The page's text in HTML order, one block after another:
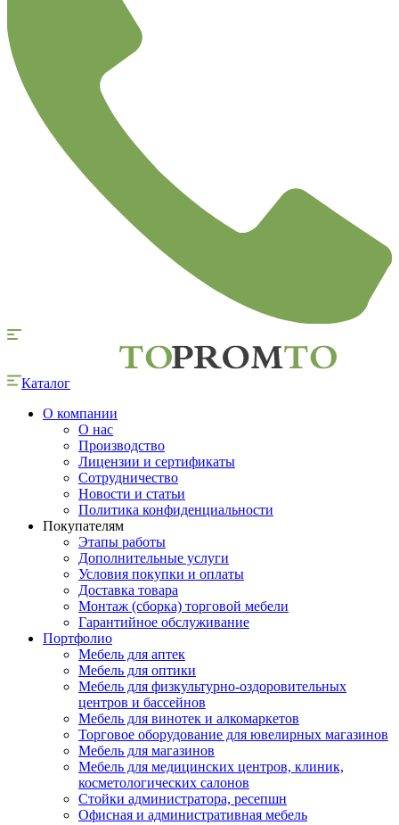
Каталог
О компании
О нас
Производство
Лицензии и сертификаты
Сотрудничество
Новости и статьи
Политика конфиденциальности
Покупателям
Этапы работы
Дополнительные услуги
Условия покупки и оплаты
Доставка товара
Монтаж (сборка) торговой мебели
Гарантийное обслуживание
Портфолио
Мебель для аптек
Мебель для оптики
Мебель для физкультурно-оздоровительных
центров и бассейнов
Мебель для винотек и алкомаркетов
Торговое оборудование для ювелирных магазинов
Мебель для магазинов
Мебель для медицинских центров, клиник,
косметологических салонов
Стойки администратора, ресепшн
Офисная и административная мебель